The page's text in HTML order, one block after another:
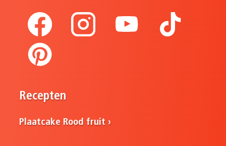
Recepten
Plaatcake Rood fruit